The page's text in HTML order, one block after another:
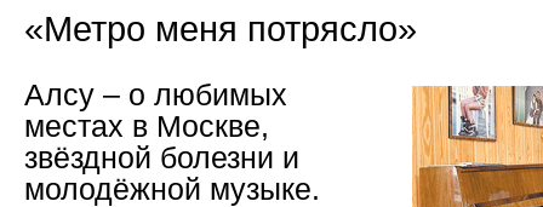
«Метро меня потрясло»
Алсу – о любимых
местах в Москве,
звёздной болезни и
молодёжной музыке.